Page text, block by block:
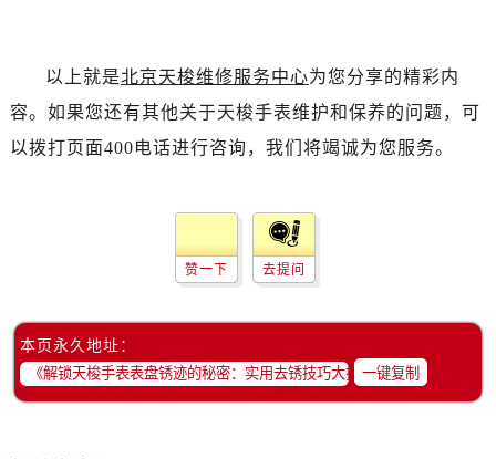
以上就是北京天梭维修服务中心为您分享的精彩内
容。如果您还有其他关于天梭手表维护和保养的问题，可
以拨打页面400电话进行咨询，我们将竭诚为您服务。
赞一下 去提问
本页永久地址：
一键复制